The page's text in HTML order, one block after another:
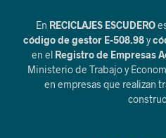
En RECICLAJES ESCUDERO
código de gestor E-508.98y
en el Registro de Empresas
Ministerio de Trabajo y
en empresas que realizan